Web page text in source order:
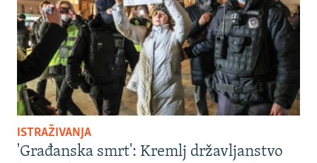
ISTRAŽIVANJA
'Građanska smrt': Kremlj državljanstvo